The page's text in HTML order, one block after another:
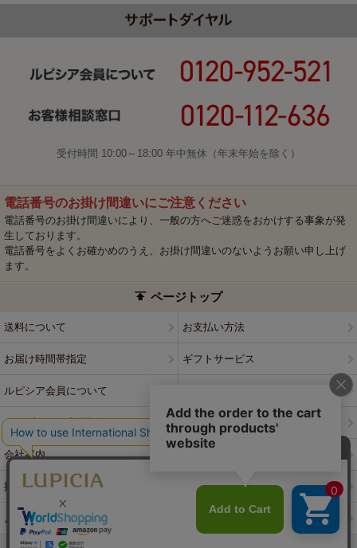
受付時間 10:00～18:00 年中無休（年末年始を除く）
電話番号のお掛け間違いにご注意ください
電話番号のお掛け間違いにより、一般の方へご迷惑をおかけする事象が発
生しております。
電話番号をよくお確かめのうえ、お掛け間違いのないようお願い申し上げ
ます。
ページトップ
送料について お支払い方法
お届け時間帯指定 ギフトサービス
ルピシア会員について
ウェブサイト利用規約 特定商取引法に基づく表記
会社案内
採用情報 ルピシアブランド
よくある質問